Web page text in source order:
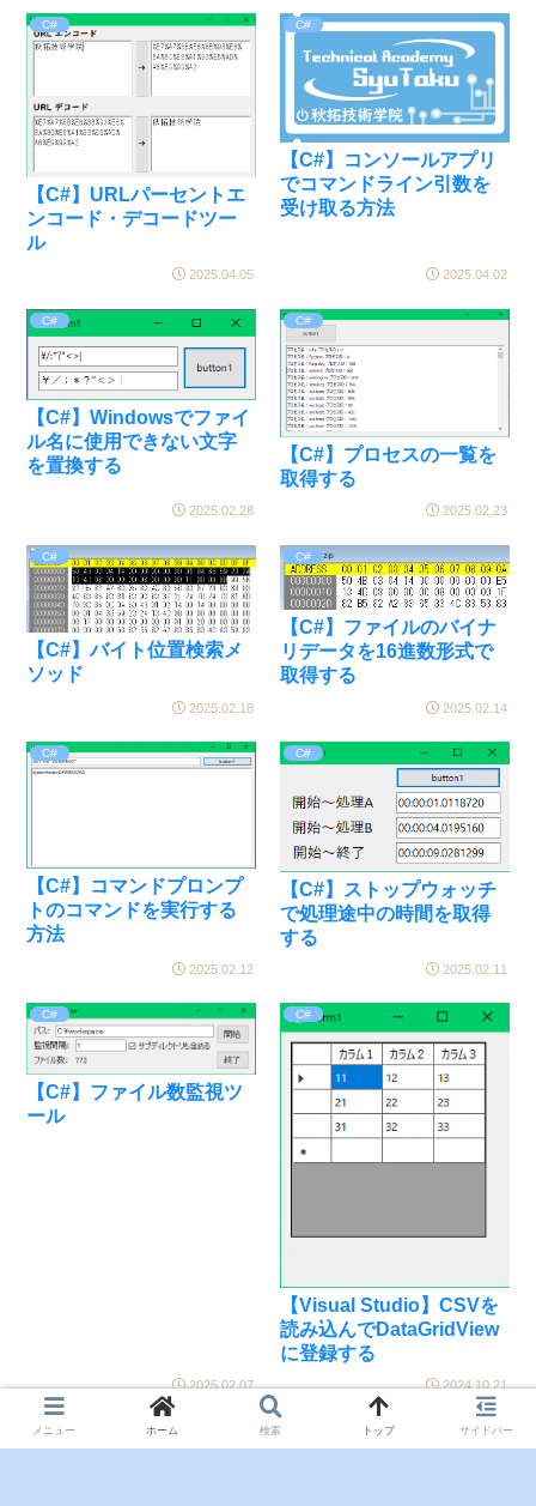
C#
【C#】URLパーセントエ
ンコード・デコードツー
ル
2025.04.05
C#
【C#】コンソールアプリ
でコマンドライン引数を
受け取る方法
2025.04.02
C#
【C#】Windowsでファイ
ル名に使用できない文字
を置換する
2025.02.28
C#
【C#】プロセスの一覧を
取得する
2025.02.23
C#
【C#】バイト位置検索メ
ソッド
2025.02.18
C#
【C#】ファイルのバイナ
リデータを16進数形式で
取得する
2025.02.14
C#
【C#】コマンドプロンプ
トのコマンドを実行する
方法
2025.02.12
C#
【C#】ストップウォッチ
で処理途中の時間を取得
する
2025.02.11
C#
【C#】ファイル数監視ツ
ール
2025.02.07
C#
【Visual Studio】CSVを
読み込んでDataGridView
に登録する
2024.10.21
メニュー ホーム 検索 トップ サイドバー